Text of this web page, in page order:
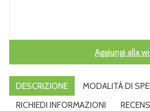
Aggiungi alla
DESCRIZIONE
MODALITÀ DI
RICHIEDI INFORMAZIONI